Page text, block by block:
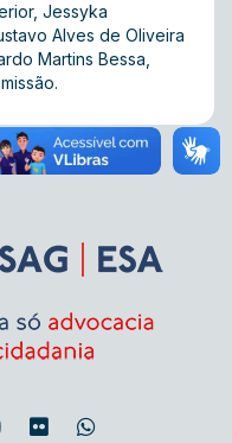
Jessyka
Alves de Oliveira
Martins Bessa,